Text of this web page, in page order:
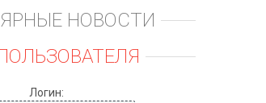
НОВОСТИ
Логин: